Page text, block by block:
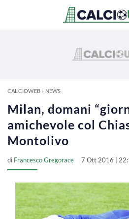
CALCIOWEB» NEWS
Milan, domani
amichevole col
Montolivo
di Francesco Gregorace 7 Ott 2016 |